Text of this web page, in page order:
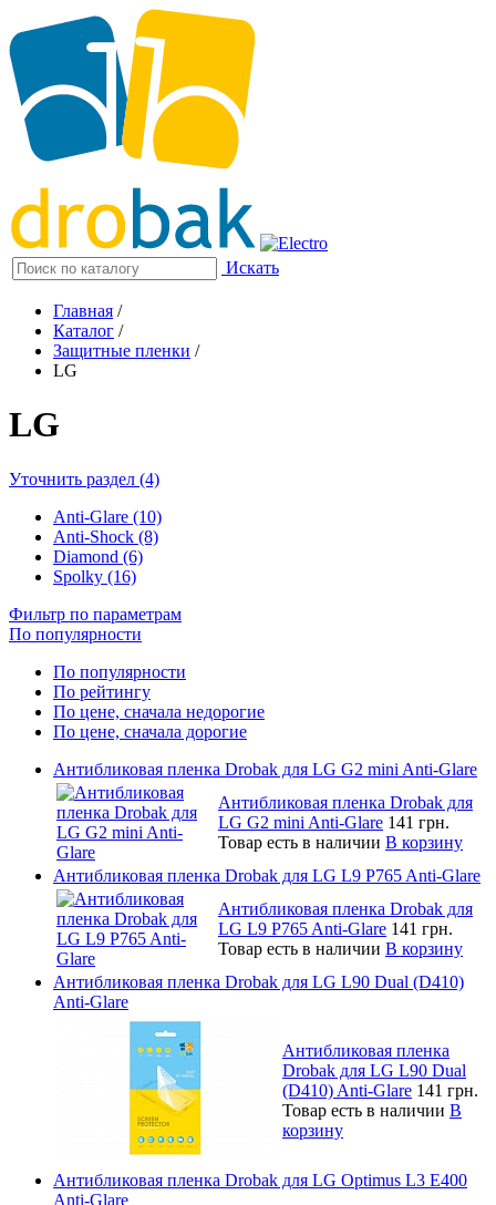
Искать
Главная /
Каталог /
Защитные пленки /
LG
LG
Уточнить раздел (4)
Anti-Glare (10)
Anti-Shock (8)
Diamond (6)
Spolky (16)
Фильтр по параметрам
По популярности
По популярности
По рейтингу
По цене, сначала недорогие
По цене, сначала дорогие
Антибликовая пленка Drobak для LG G2 mini Anti-Glare
Антибликовая пленка Drobak для
LG G2 mini Anti-Glare 141 грн.
Товар есть в наличии В корзину
Антибликовая пленка Drobak для LG L9 P765 Anti-Glare
Антибликовая пленка Drobak для
LG L9 P765 Anti-Glare 141 грн.
Товар есть в наличии В корзину
Антибликовая пленка Drobak для LG L90 Dual (D410)
Anti-Glare
Антибликовая пленка
Drobak для LG L90 Dual
(D410) Anti-Glare 141 грн.
Товар есть в наличии В
корзину
Антибликовая пленка Drobak для LG Optimus L3 E400
Anti-Glare